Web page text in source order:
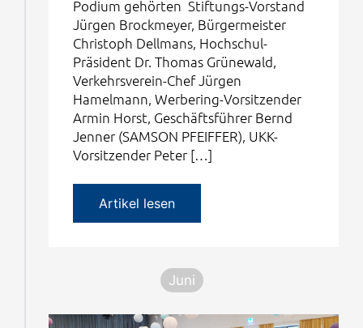
Podium gehörten Stiftungs-Vorstand
Jürgen Brockmeyer, Bürgermeister
Christoph Dellmans, Hochschul-
Präsident Dr. Thomas Grünewald,
Verkehrsverein-Chef Jürgen
Hamelmann, Werbering-Vorsitzender
Armin Horst, Geschäftsführer Bernd
Jenner (SAMSON PFEIFFER), UKK-
Vorsitzender Peter […]
Artikel lesen
Juni